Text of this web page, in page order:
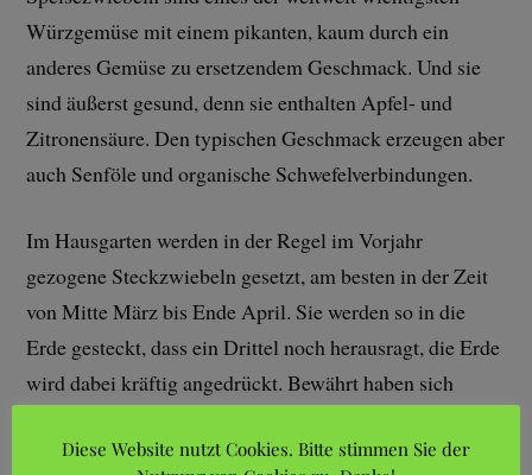
Würzgemüse mit einem pikanten, kaum durch ein
anderes Gemüse zu ersetzendem Geschmack. Und sie
sind äußerst gesund, denn sie enthalten Apfel- und
Zitronensäure. Den typischen Geschmack erzeugen aber
auch Senföle und organische Schwefelverbindungen.
Im Hausgarten werden in der Regel im Vorjahr
gezogene Steckzwiebeln gesetzt, am besten in der Zeit
von Mitte März bis Ende April. Sie werden so in die
Erde gesteckt, dass ein Drittel noch herausragt, die Erde
wird dabei kräftig angedrückt. Bewährt haben sich
Zentimetern zwischen den Reihen. Günstig sind humose
Diese Website nutzt Cookies. Bitte stimmen Sie der